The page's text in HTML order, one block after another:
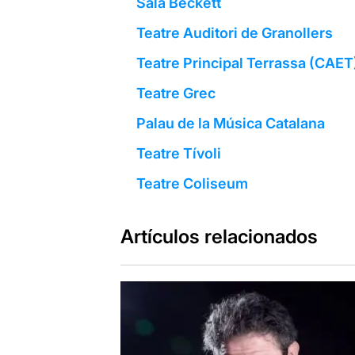
Teatre Auditori de Granollers
Teatre Principal Terrassa
Teatre Grec
Palau de la Música Catalana
Teatre Tívoli
Teatre Coliseum
Artículos relacionados